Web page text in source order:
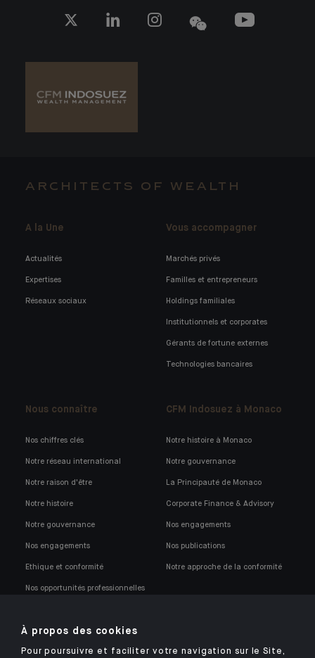
ARCHITECTS OF WEALTH
A la Une
Actualités
Expertises
Réseaux sociaux
Vous accompagner
Marchés privés
Familles et entrepreneurs
Holdings familiales
Institutionnels et corporates
Gérants de fortune externes
Technologies bancaires
Nous connaître
Nos chiffres clés
Notre réseau international
Notre raison d'être
Notre histoire
Notre gouvernance
Nos engagements
Ethique et conformité
Nos opportunités professionnelles
CFM Indosuez à Monaco
Notre histoire à Monaco
Notre gouvernance
La Principauté de Monaco
Corporate Finance & Advisory
Nos engagements
Nos publications
Notre approche de la conformité
À propos des cookies
Pour poursuivre et faciliter votre navigation sur le Site,